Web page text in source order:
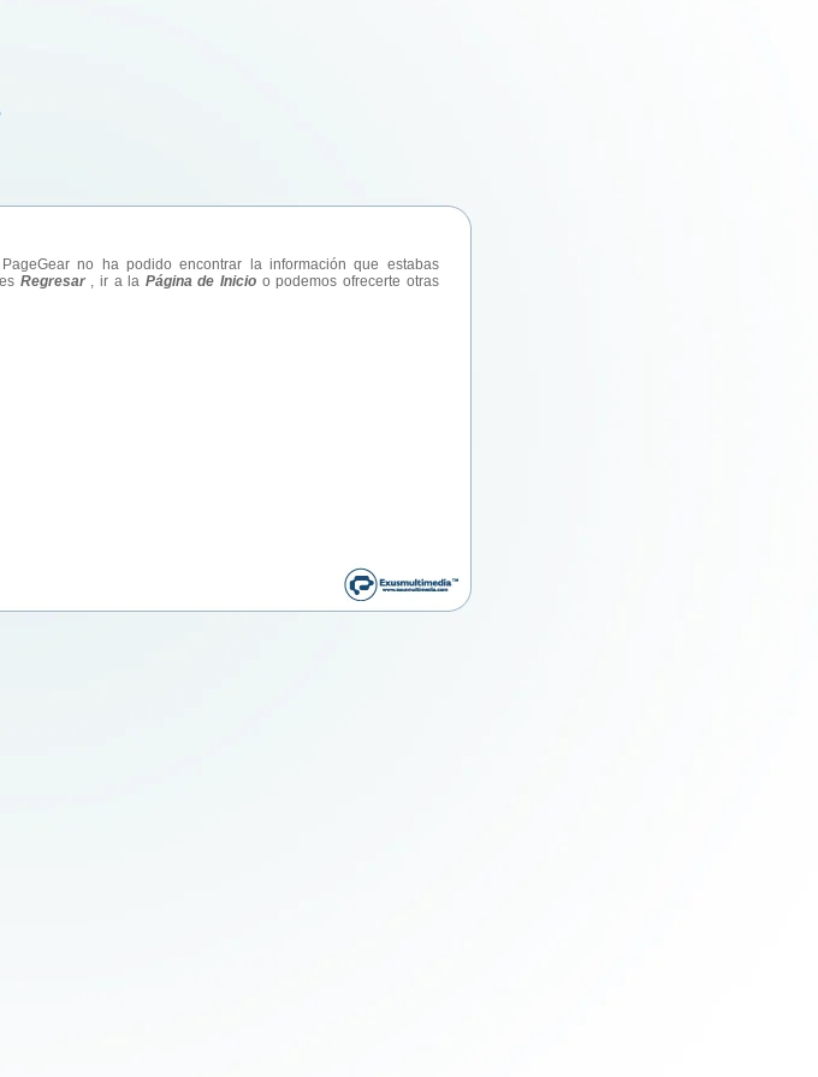
PageGear no ha podido encontrar la información que estabas
Regresar, ir a la Página de Inicio o podemos ofrecerte otras